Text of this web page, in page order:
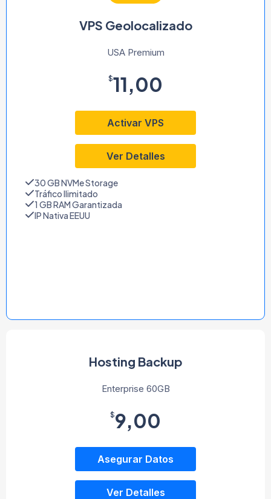
VPS Geolocalizado
USA Premium
$11,00
Activar VPS
Ver Detalles
30 GB NVMe Storage
Tráfico Ilimitado
1 GB RAM Garantizada
IP Nativa EEUU
Hosting Backup
Enterprise 60GB
$9,00
Asegurar Datos
Ver Detalles